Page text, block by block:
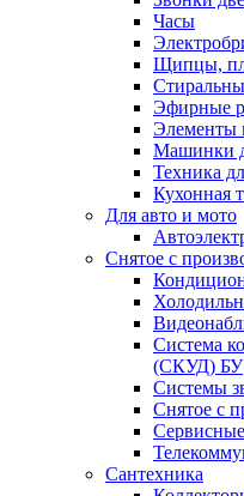
Часы
Щипцы,
Эфирные
Элементы
Машинки
Техника
Кухонная
Для авто и мото
Снятое с
Система
(СКУД) БУ
Системы
Снятое с
Сантехника